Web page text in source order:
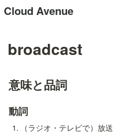
Cloud Avenue
broadcast
意味と品詞
動詞
（ラジオ・テレビで）放